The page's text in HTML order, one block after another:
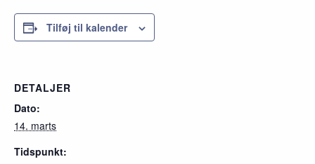
Tilføj til kalender
DETALJER
Dato:
14. marts
Tidspunkt: